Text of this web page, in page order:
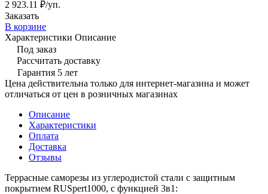
2 923.11 ₽/уп.
Заказать
В корзине
Характеристики Описание
Под заказ
Рассчитать доставку
Гарантия 5 лет
Цена действительна только для интернет-магазина и может
отличаться от цен в розничных магазинах
Описание
Характеристики
Оплата
Доставка
Отзывы
Террасные саморезы из углеродистой стали с защитным
покрытием RUSpert1000, c функцией 3в1: